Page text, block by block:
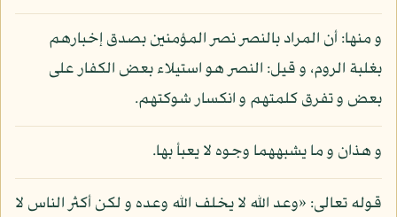
و منها: أن المراد بالنصر نصر المؤمنين بصدق إخبارهم
بغلبة الروم، و قيل: النصر هو استيلاء بعض الكفار على
بعض و تفرق كلمتهم و انكسار شوكتهم.
و هذان و ما يشبههما وجوه لا يعبأ بها.
قوله تعالى: «وعد الله لا يخلف الله وعده و لكن أكثر الناس لا